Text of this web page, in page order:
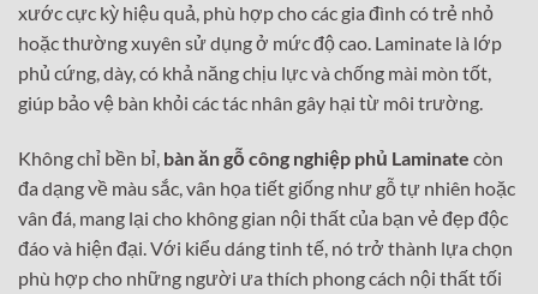
xước cực kỳ hiệu quả, phù hợp cho các gia đình có trẻ nhỏ
hoặc thường xuyên sử dụng ở mức độ cao. Laminate là lớp
phủ cứng, dày, có khả năng chịu lực và chống mài mòn tốt,
giúp bảo vệ bàn khỏi các tác nhân gây hại từ môi trường.
Không chỉ bền bỉ, bàn ăn gỗ công nghiệp phủ Laminate còn
đa dạng về màu sắc, vân họa tiết giống như gỗ tự nhiên hoặc
vân đá, mang lại cho không gian nội thất của bạn vẻ đẹp độc
đáo và hiện đại. Với kiểu dáng tinh tế, nó trở thành lựa chọn
phù hợp cho những người ưa thích phong cách nội thất tối